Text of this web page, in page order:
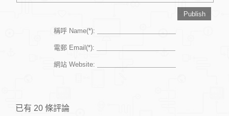
稱呼 Name(*):
電郵 Email(*):
網站 Website:
已有 20 條評論